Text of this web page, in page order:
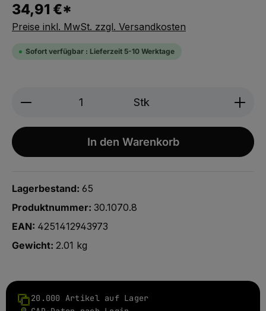
34,91 €*
Preise inkl. MwSt. zzgl. Versandkosten
Sofort verfügbar : Lieferzeit 5-10 Werktage
Produkt Anzahl: Gib den
Stk
In den Warenkorb
Lagerbestand: 65
Produktnummer: 30.1070.8
EAN: 4251412943973
Gewicht: 2.01 kg
20.000 Artikel auf Lager